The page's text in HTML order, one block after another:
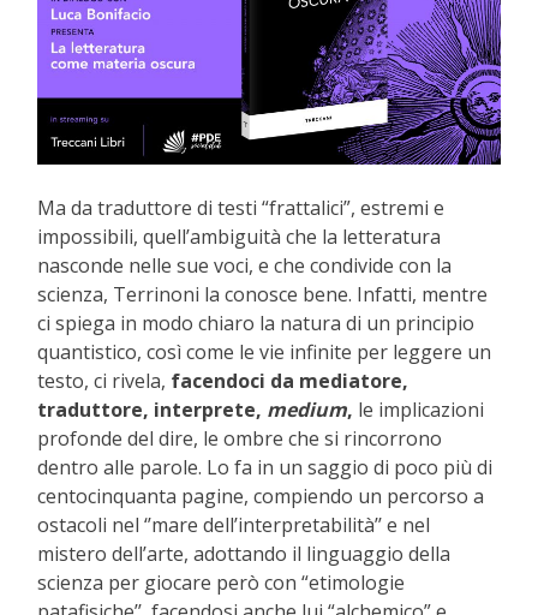
Ma da traduttore di testi “frattalici”, estremi e
impossibili, quell’ambiguità che la letteratura
nasconde nelle sue voci, e che condivide con la
scienza, Terrinoni la conosce bene. Infatti, mentre
ci spiega in modo chiaro la natura di un principio
quantistico, così come le vie infinite per leggere un
testo, ci rivela, facendoci da mediatore,
traduttore, interprete, medium, le implicazioni
profonde del dire, le ombre che si rincorrono
dentro alle parole. Lo fa in un saggio di poco più di
centocinquanta pagine, compiendo un percorso a
ostacoli nel ‘’mare dell’interpretabilità’’ e nel
mistero dell’arte, adottando il linguaggio della
scienza per giocare però con “etimologie